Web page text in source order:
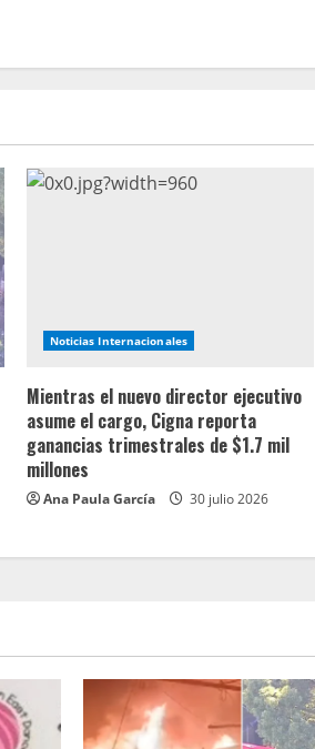
Noticias Internacionales
Mientras el nuevo director ejecutivo
asume el cargo, Cigna reporta
ganancias trimestrales de $1.7 mil
millones
Ana Paula García 30 julio 2026